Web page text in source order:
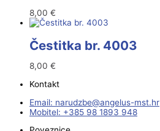
8,00 €
Čestitka br. 4003
8,00 €
Kontakt
Email:
rh.tsm-sulegna
@ebzduran
Mobitel: +385 98 1893 948